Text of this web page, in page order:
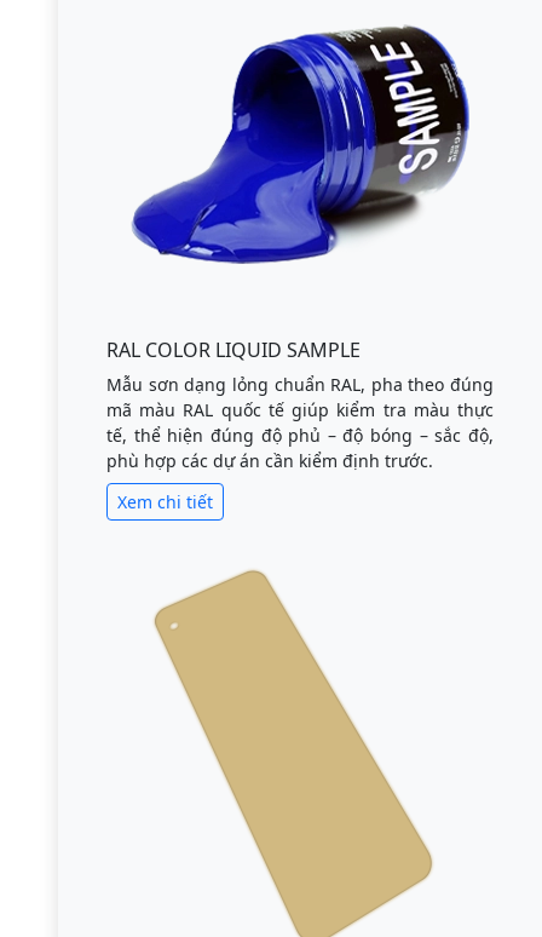
RAL COLOR LIQUID SAMPLE
Mẫu sơn dạng lỏng chuẩn RAL, pha theo đúng
mã màu RAL quốc tế giúp kiểm tra màu thực
tế, thể hiện đúng độ phủ – độ bóng – sắc độ,
phù hợp các dự án cần kiểm định trước.
Xem chi tiết